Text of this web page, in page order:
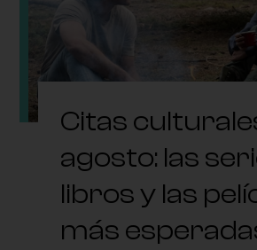
Citas
agosto: las
libros y las
más